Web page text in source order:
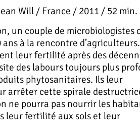
Will / France / 2011 / 52 min.
un couple de microbiologistes
à la rencontre
leur fertilité après des
des labours toujours plus
phytosanitaires. Ils leur
arrêter cette spirale
ne pourra pas nourrir les
leur fertilité aux sols et leur